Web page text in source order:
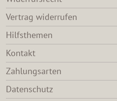
Vertrag widerrufen
Hilfsthemen
Kontakt
Zahlungsarten
Datenschutz